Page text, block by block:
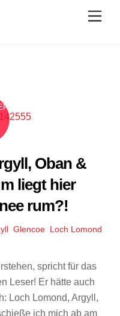
Oban &
liegt hier
rum?!
,Glencoe Loch Lomond
spricht für das
Leser! Er hätte auch
Loch Lomond, Argyll,
ich mich ab am